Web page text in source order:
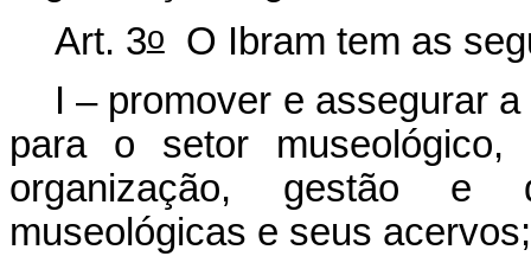
Art. 3oO Ibram tem as
I – promover e assegurar
para o setor
organização, gestão e
museológicas e seus acervos;